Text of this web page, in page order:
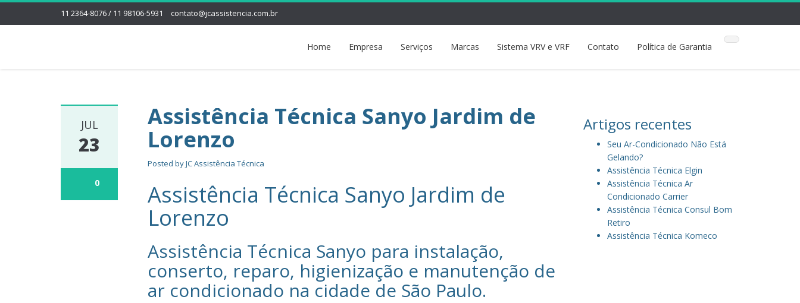
11 2364-8076 / 11 98106-5931 contato@jcassistencia.com.br
Home Empresa Serviços Marcas Sistema VRV e VRF Contato Política de Garantia
JUL
23
0
Assistência Técnica Sanyo Jardim de
Lorenzo
Posted byJC Assistência Técnica
Assistência Técnica Sanyo Jardim de
Lorenzo
Assistência Técnica Sanyo‎ para instalação,
conserto, reparo, higienização e manutenção de
ar condicionado na cidade de São Paulo.
Artigos recentes
Seu Ar-Condicionado Não Está
Gelando?
Assistência Técnica Elgin
Assistência Técnica Ar
Condicionado Carrier
Assistência Técnica Consul Bom
Retiro
Assistência Técnica Komeco